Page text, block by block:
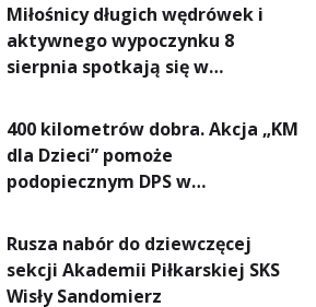
Miłośnicy długich wędrówek i
aktywnego wypoczynku 8
sierpnia spotkają się w
Pieszym „Tam Gdzie Pieprz
Rośnie”
400 kilometrów dobra. Akcja „KM
dla Dzieci” pomoże
podopiecznym DPS w
Rusza nabór do dziewczęcej
sekcji Akademii Piłkarskiej SKS
Wisły Sandomierz